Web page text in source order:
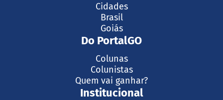
Cidades
Brasil
Goiás
Do PortalGO
Colunas
Colunistas
Quem vai ganhar?
Institucional